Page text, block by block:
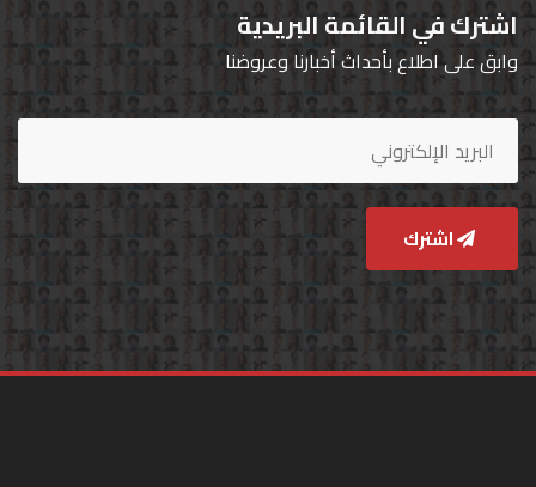
اشترك في القائمة البريدية
وابق على اطلاع بأحداث أخبارنا وعروضنا
اشترك